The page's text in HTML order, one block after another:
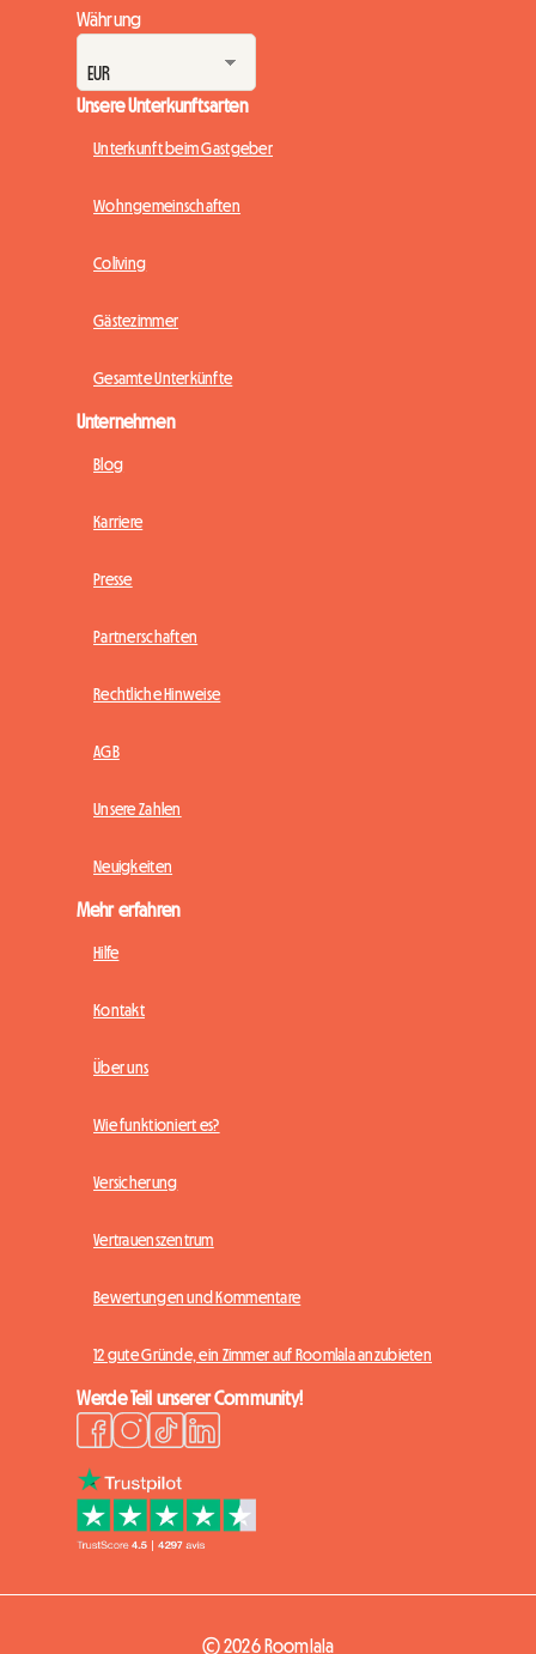
Währung
Unsere Unterkunftsarten
Unterkunft beim Gastgeber
Wohngemeinschaften
Coliving
Gästezimmer
Gesamte Unterkünfte
Unternehmen
Blog
Karriere
Presse
Partnerschaften
Rechtliche Hinweise
AGB
Unsere Zahlen
Neuigkeiten
Mehr erfahren
Hilfe
Kontakt
Über uns
Wie funktioniert es?
Versicherung
Vertrauenszentrum
Bewertungen und Kommentare
12 gute Gründe, ein Zimmer auf Roomlala anzubieten
Werde Teil unserer Community!
© 2026 Roomlala